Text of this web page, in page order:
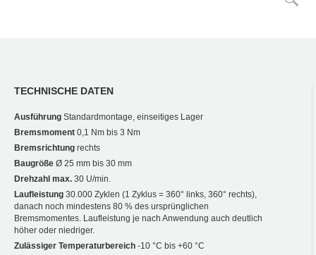
TECHNISCHE DATEN
Ausführung Standardmontage, einseitiges Lager
Bremsmoment 0,1 Nm bis 3 Nm
Bremsrichtung rechts
Baugröße Ø 25 mm bis 30 mm
Drehzahl max. 30 U/min.
Laufleistung 30.000 Zyklen (1 Zyklus = 360° links, 360° rechts),
danach noch mindestens 80 % des ursprünglichen
Bremsmomentes. Laufleistung je nach Anwendung auch deutlich
höher oder niedriger.
Zulässiger Temperaturbereich -10 °C bis +60 °C